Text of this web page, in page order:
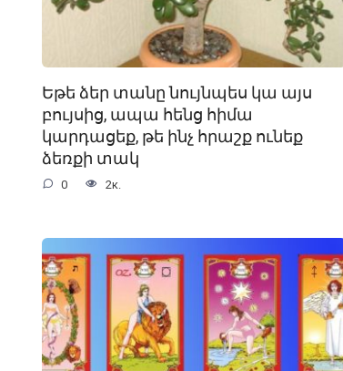
Եթե ձեր տանը նույնպես կա այս
բույսից, ապա հենց հիմա
կարդացեք, թե ինչ հրաշք ունեք
ձեռքի տակ
0 2к.